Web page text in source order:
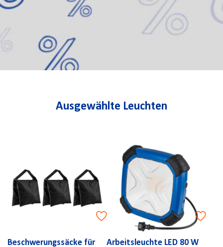
Ausgewählte Leuchten
Beschwerungssäcke für Arbeitsleuchte LED 80 W